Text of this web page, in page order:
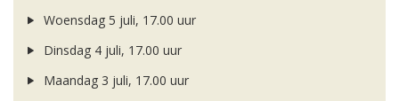
Woensdag 5 juli, 17.00 uur
Dinsdag 4 juli, 17.00 uur
Maandag 3 juli, 17.00 uur